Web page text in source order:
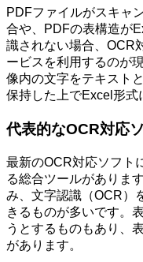
PDFファイルがスキャ
合や、PDFの表構造が
識されない場合、OCR
ービスを利用するのが
像内の文字をテキスト
保持した上でExcel形式
代表的なOCR対応
最新のOCR対応ソフト
る総合ツールがありま
み、文字認識（OCR）
きるものが多いです。
うとするものもあり、
があります。